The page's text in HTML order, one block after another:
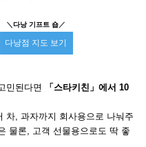
＼ 다낭 기프트 숍／
다낭점 지도 보기
민된다면
「스타키친」에서 10
차, 과자까지 회사용으로 나눠주
물론, 고객 선물용으로도 딱 좋